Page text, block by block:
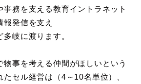
事務を支える教育イントラネット
発信を支え
岐に渡ります。
物事を考える仲間がほしいという
たセル経営は（4～10名単位）、